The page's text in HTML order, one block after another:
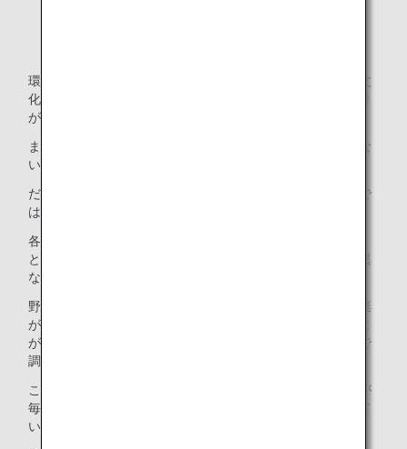
環境先進国と言われるフランスでは、量り売りのマルシェ文
化やコンポストの義務化、個人単位で食品ロスを防ぐアプリ
が導入されるなど、日本よりもかなり対策が進んでいます。
また、レストランでの修行時には、食品も水も「無駄にしな
い」ことを徹底的に教わったそうです。
だから、家庭でも全く同じことをすべきかというと、そうで
はありません。
各対策には取り組むべき規模があり、国・政府がすべきこ
と、店舗・企業がすべきこと、家庭で個人がすべきことは異
なります。
野菜の皮の利用を例に挙げると、レストランでは大量に廃棄
が出るため、それらを活用して野菜の皮からだしを取ること
ができますが、家庭ではそれほど量がでないため、皮つきで
調理する方が現実的です。
こういった個人の規模でできる小さなことを、一人ひとりが
毎日続けることで大きな変化につながるということを教えて
いただきました。